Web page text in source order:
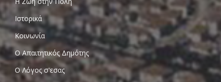
Ιστορικά
Κοινωνία
Ο Απαιτητικός Δημότης
Ο Λόγος σ'εσας